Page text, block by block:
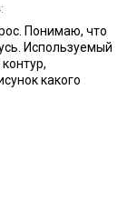
Понимаю, что
Используемый
какого
во-
как бы такой